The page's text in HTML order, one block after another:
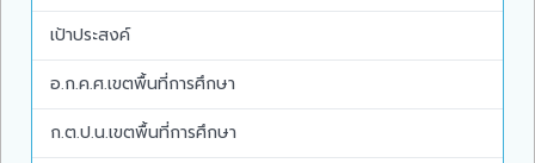
เป้าประสงค์
อ.ก.ค.ศ.เขตพื้นที่การศึกษา
ก.ต.ป.น.เขตพื้นที่การศึกษา